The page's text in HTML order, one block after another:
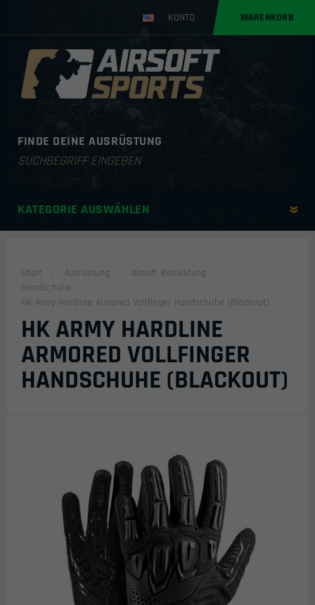
KONTO WARENKORB
FINDE DEINE AUSRÜSTUNG
Products
KATEGORIE AUSWÄHLEN
Start Ausrüstung
Airsoft Bekleidung
Handschuhe
HK Army Hardline Armored Vollfinger Handschuhe (Blackout)
HK ARMY HARDLINE
ARMORED VOLLFINGER
HANDSCHUHE (BLACKOUT)